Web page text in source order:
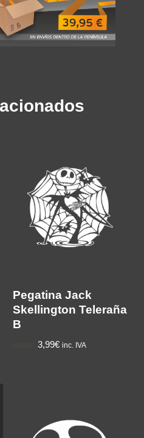
Pegatina Jack
Skellington Teleraña
B
3,99€ inc. IVA